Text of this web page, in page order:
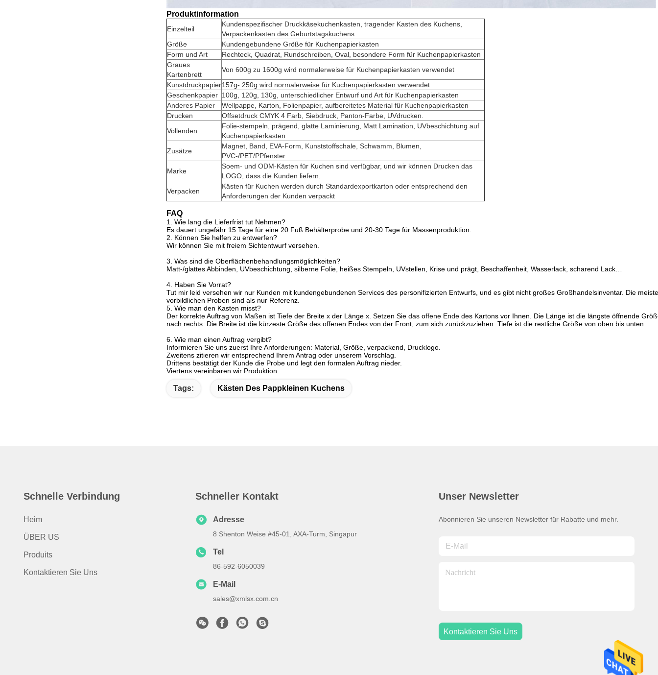
Produktinformation
Einzelteil
Kundenspezifischer Druckkäsekuchenkasten, tragender Kasten des Kuchens,
Verpackenkasten des Geburtstagskuchens
Größe
Kundengebundene Größe für Kuchenpapierkasten
Form und Art
Rechteck, Quadrat, Rundschreiben, Oval, besondere Form für Kuchenpapierkasten
Graues
Kartenbrett
Von 600g zu 1600g wird normalerweise für Kuchenpapierkasten verwendet
Kunstdruckpapier157g- 250g wird normalerweise für Kuchenpapierkasten verwendet
Geschenkpapier 100g, 120g, 130g, unterschiedlicher Entwurf und Art für Kuchenpapierkasten
Anderes Papier
Wellpappe, Karton, Folienpapier, aufbereitetes Material für Kuchenpapierkasten
Drucken
Offsetdruck CMYK 4 Farb, Siebdruck, Panton-Farbe, UVdrucken.
Vollenden
Folie-stempeln, prägend, glatte Laminierung, Matt Lamination, UVbeschichtung auf
Kuchenpapierkasten
Zusätze
Magnet, Band, EVA-Form, Kunststoffschale, Schwamm, Blumen,
PVC-/PET/PPfenster
Marke
Soem- und ODM-Kästen für Kuchen sind verfügbar, und wir können Drucken das
LOGO, dass die Kunden liefern.
Verpacken
Kästen für Kuchen werden durch Standardexportkarton oder entsprechend den
Anforderungen der Kunden verpackt
FAQ
1. Wie lang die Lieferfrist tut Nehmen?
Es dauert ungefähr 15 Tage für eine 20 Fuß Behälterprobe und 20-30 Tage für Massenproduktion.
2. Können Sie helfen zu entwerfen?
Wir können Sie mit freiem Sichtentwurf versehen.
3. Was sind die Oberflächenbehandlungsmöglichkeiten?
Matt-/glattes Abbinden, UVbeschichtung, silberne Folie, heißes Stempeln, UVstellen, Krise und prägt, Beschaffenheit, Wasserlack, scharend Lack…
4. Haben Sie Vorrat?
Tut mir leid versehen wir nur Kunden mit kundengebundenen Services des personifizierten Entwurfs, und es gibt nicht großes Großhandelsinventar. Die
vorbildlichen Proben sind als nur Referenz.
5. Wie man den Kasten misst?
Der korrekte Auftrag von Maßen ist Tiefe der Breite x der Länge x. Setzen Sie das offene Ende des Kartons vor Ihnen. Die Länge ist die längste öffnende
nach rechts. Die Breite ist die kürzeste Größe des offenen Endes von der Front, zum sich zurückzuziehen. Tiefe ist die restliche Größe von oben bis unten.
6. Wie man einen Auftrag vergibt?
Informieren Sie uns zuerst Ihre Anforderungen: Material, Größe, verpackend, Drucklogo.
Zweitens zitieren wir entsprechend Ihrem Antrag oder unserem Vorschlag.
Drittens bestätigt der Kunde die Probe und legt den formalen Auftrag nieder.
Viertens vereinbaren wir Produktion.
Tags: Kästen Des Pappkleinen Kuchens
Schnelle Verbindung
Heim
ÜBER US
Produits
Kontaktieren Sie Uns
Schneller Kontakt
Adresse
8 Shenton Weise #45-01, AXA-Turm, Singapur
Tel
86-592-6050039
E-Mail
sales@xmlsx.com.cn
Unser Newsletter
Abonnieren Sie unseren Newsletter für Rabatte und mehr.
Kontaktieren Sie Uns